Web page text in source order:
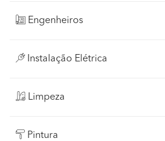
Engenheiros
Instalação Elétrica
Limpeza
Pintura